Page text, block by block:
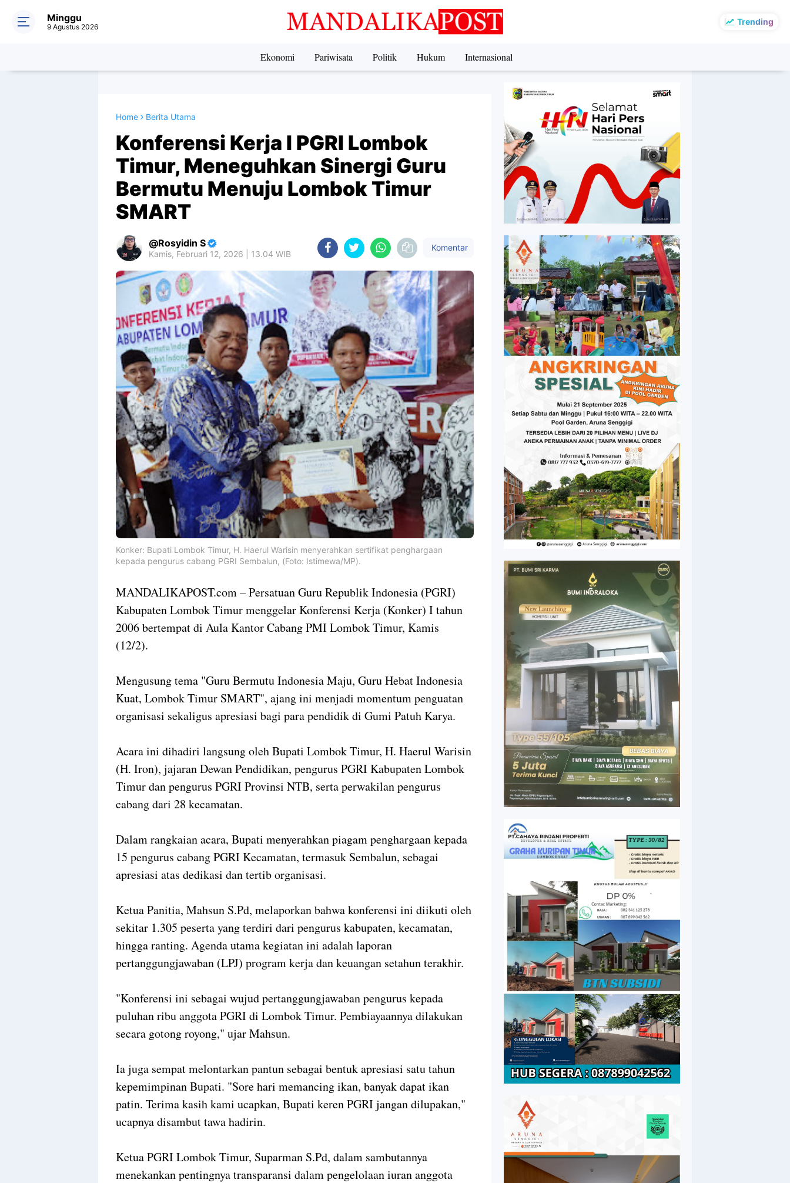
Trending
Minggu
9 Agustus 2026
Ekonomi Pariwisata Politik Hukum Internasional
Home Berita Utama
Konferensi Kerja I PGRI Lombok
Timur, Meneguhkan Sinergi Guru
Bermutu Menuju Lombok Timur
SMART
Rosyidin S
Kamis, Februari 12, 2026 | 13.04 WIB
Komentar
Konker: Bupati Lombok Timur, H. Haerul Warisin menyerahkan sertifikat penghargaan
kepada pengurus cabang PGRI Sembalun, (Foto: Istimewa/MP).
MANDALIKAPOST.com – Persatuan Guru Republik Indonesia (PGRI)
Kabupaten Lombok Timur menggelar Konferensi Kerja (Konker) I tahun
2006 bertempat di Aula Kantor Cabang PMI Lombok Timur, Kamis
(12/2).
Mengusung tema "Guru Bermutu Indonesia Maju, Guru Hebat Indonesia
Kuat, Lombok Timur SMART", ajang ini menjadi momentum penguatan
organisasi sekaligus apresiasi bagi para pendidik di Gumi Patuh Karya.
Acara ini dihadiri langsung oleh Bupati Lombok Timur, H. Haerul Warisin
(H. Iron), jajaran Dewan Pendidikan, pengurus PGRI Kabupaten Lombok
Timur dan pengurus PGRI Provinsi NTB, serta perwakilan pengurus
cabang dari 28 kecamatan.
Dalam rangkaian acara, Bupati menyerahkan piagam penghargaan kepada
15 pengurus cabang PGRI Kecamatan, termasuk Sembalun, sebagai
apresiasi atas dedikasi dan tertib organisasi.
Ketua Panitia, Mahsun S.Pd, melaporkan bahwa konferensi ini diikuti oleh
sekitar 1.305 peserta yang terdiri dari pengurus kabupaten, kecamatan,
hingga ranting. Agenda utama kegiatan ini adalah laporan
pertanggungjawaban (LPJ) program kerja dan keuangan setahun terakhir.
"Konferensi ini sebagai wujud pertanggungjawaban pengurus kepada
puluhan ribu anggota PGRI di Lombok Timur. Pembiayaannya dilakukan
secara gotong royong," ujar Mahsun.
Ia juga sempat melontarkan pantun sebagai bentuk apresiasi satu tahun
kepemimpinan Bupati. "Sore hari memancing ikan, banyak dapat ikan
patin. Terima kasih kami ucapkan, Bupati keren PGRI jangan dilupakan,"
ucapnya disambut tawa hadirin.
Ketua PGRI Lombok Timur, Suparman S.Pd, dalam sambutannya
menekankan pentingnya transparansi dalam pengelolaan iuran anggota